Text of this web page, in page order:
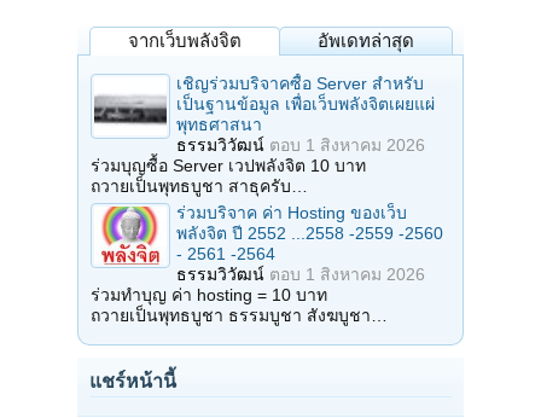
จากเว็บพลังจิต อัพเดทล่าสุด
เชิญร่วมบริจาคซื้อ Server สำหรับ
เป็นฐานข้อมูล เพื่อเว็บพลังจิตเผยแผ่
พุทธศาสนา
ธรรมวิวัฒน์ ตอบ 1 สิงหาคม 2026
ร่วมบุญซื้อ Server เวปพลังจิต 10 บาท
ถวายเป็นพุทธบูชา สาธุครับ…
ร่วมบริจาค ค่า Hosting ของเว็บ
พลังจิต ปี 2552 ...2558 -2559 -2560
- 2561 -2564
ธรรมวิวัฒน์ ตอบ 1 สิงหาคม 2026
ร่วมทำบุญ ค่า hosting = 10 บาท
ถวายเป็นพุทธบูชา ธรรมบูชา สังฆบูชา…
แชร์หน้านี้